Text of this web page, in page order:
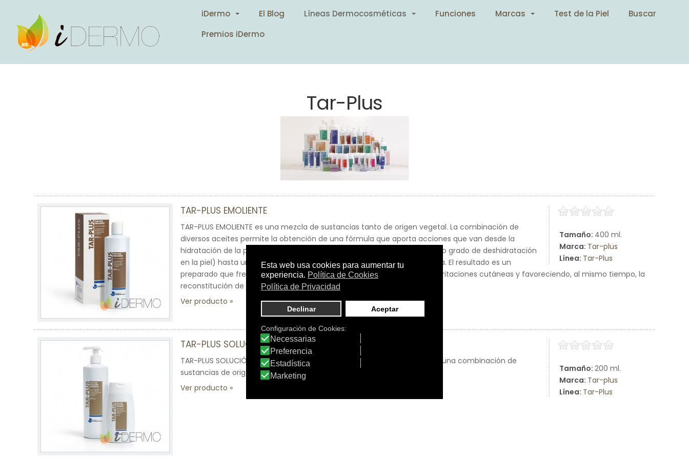
iDermo El Blog Líneas Dermocosméticas Funciones Marcas Test de la Piel
Buscar
Premios iDermo
Tar-Plus
Tamaño: 400 ml.
Marca: Tar-plus
Línea: Tar-Plus
TAR-PLUS EMOLIENTE
TAR-PLUS EMOLIENTE es una mezcla de sustancias tanto de origen vegetal. La combinación de
diversos aceites permite la obtención de una fórmula que aporta acciones que van desde la
hidratación de la piel (numerosas afecciones cutáneas presentan un alto grado de deshidratación
en la piel) hasta una acción queratolítica, anti irritante y anti inflamatoria. El resultado es un
preparado que frena la descamación excesiva, aliviando el prurito y las irritaciones cutáneas y favoreciendo, al mismo tiempo, la
reconstitución de la capa córnea de la dermis.
Ver producto
Tamaño: 200 ml.
Marca: Tar-plus
Línea: Tar-Plus
TAR-PLUS SOLUCIÓN JABONOSA
TAR-PLUS SOLUCIÓN JABONOSA es un jabón líquido formulado a partir de una combinación de
sustancias de origen vegetal.
Ver producto